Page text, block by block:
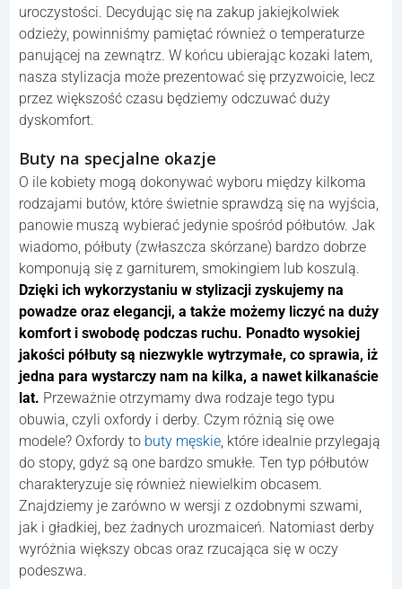
uroczystości. Decydując się na zakup jakiejkolwiek
odzieży, powinniśmy pamiętać również o temperaturze
panującej na zewnątrz. W końcu ubierając kozaki latem,
nasza stylizacja może prezentować się przyzwoicie, lecz
przez większość czasu będziemy odczuwać duży
dyskomfort.
Buty na specjalne okazje
O ile kobiety mogą dokonywać wyboru między kilkoma
rodzajami butów, które świetnie sprawdzą się na wyjścia,
panowie muszą wybierać jedynie spośród półbutów. Jak
wiadomo, półbuty (zwłaszcza skórzane) bardzo dobrze
komponują się z garniturem, smokingiem lub koszulą.
Dzięki ich wykorzystaniu w stylizacji zyskujemy na
powadze oraz elegancji, a także możemy liczyć na duży
komfort i swobodę podczas ruchu. Ponadto wysokiej
jakości półbuty są niezwykle wytrzymałe, co sprawia, iż
jedna para wystarczy nam na kilka, a nawet kilkanaście
lat. Przeważnie otrzymamy dwa rodzaje tego typu
obuwia, czyli oxfordy i derby. Czym różnią się owe
modele? Oxfordy to buty męskie, które idealnie przylegają
do stopy, gdyż są one bardzo smukłe. Ten typ półbutów
charakteryzuje się również niewielkim obcasem.
Znajdziemy je zarówno w wersji z ozdobnymi szwami,
jak i gładkiej, bez żadnych urozmaiceń. Natomiast derby
wyróżnia większy obcas oraz rzucająca się w oczy
podeszwa.